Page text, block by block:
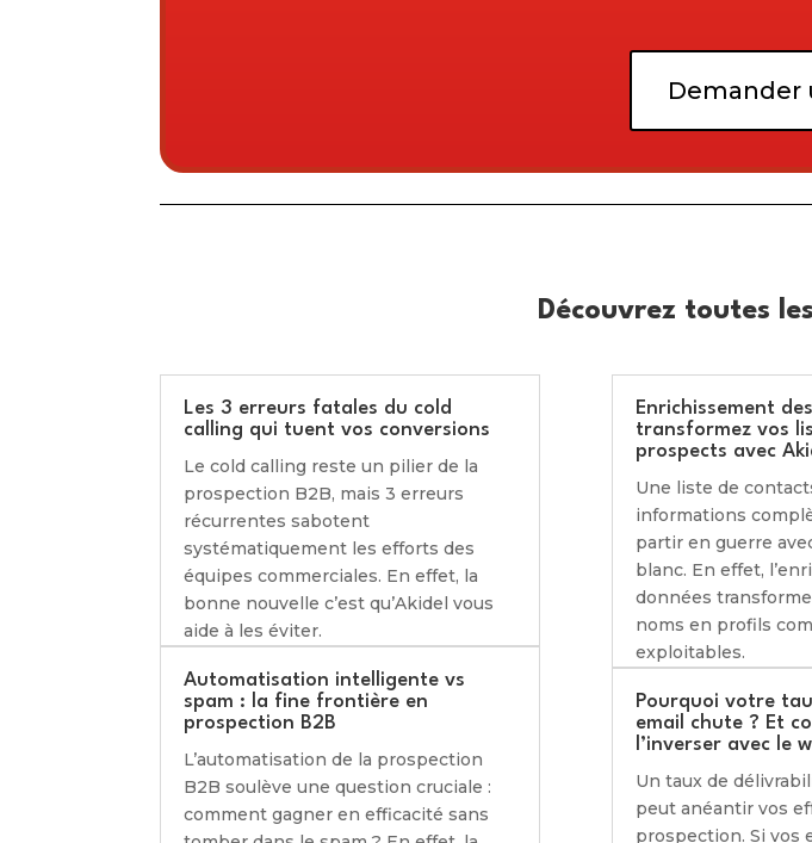
Demander
Découvrez toutes
Les 3 erreurs fatales du cold
calling qui tuent vos conversions
Le cold calling reste un pilier de la
prospection B2B, mais 3 erreurs
récurrentes sabotent
systématiquement les efforts des
équipes commerciales. En effet, la
bonne nouvelle c’est qu’Akidel vous
aide à les éviter.
Automatisation intelligente vs
spam : la fine frontière en
prospection B2B
L’automatisation de la prospection
B2B soulève une question cruciale :
comment gagner en efficacité sans
Enrichissement
transformez vos
prospects avec
Une liste de
informations
partir en guerre
blanc. En effet,
données
noms en profils
exploitables.
Pourquoi votre
email chute ? Et
l’inverser avec le
Un taux de
peut anéantir vos
prospection. Si vos